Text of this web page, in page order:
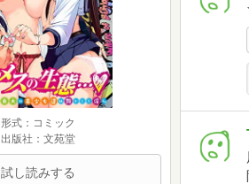
形式：コミック
出版社：文苑堂
試し読みする